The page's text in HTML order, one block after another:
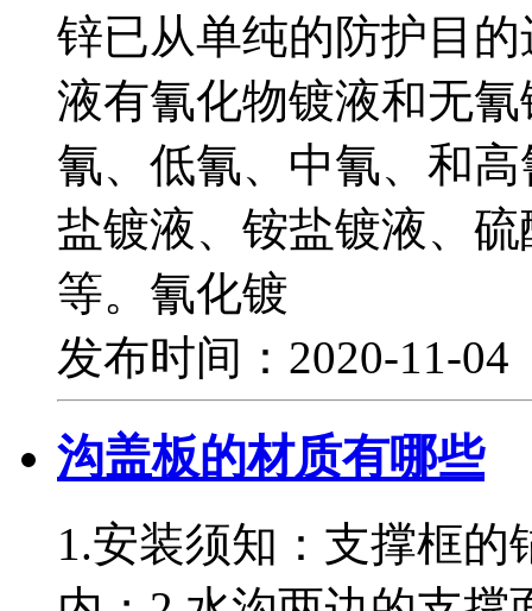
锌已从单纯的防护目
液有氰化物镀液和无
氰、低氰、中氰、和
盐镀液、铵盐镀液、
等。氰化镀
发布时间：2020-11-
沟盖板的材质有哪些
1.安装须知：支撑框